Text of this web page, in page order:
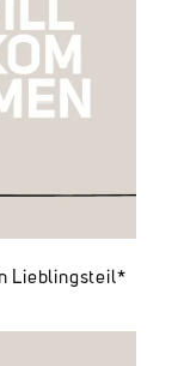
Lieblingsteil*